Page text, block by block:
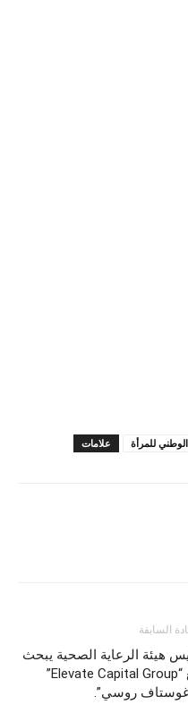
علامات للمرأة
السابقة
هيئة الرعاية الصحية يبحث
مع “Elevate Capital Group”
روسي”.